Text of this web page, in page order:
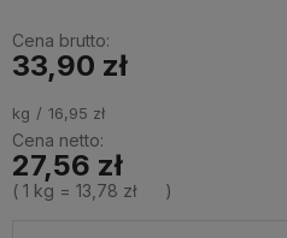
Cena brutto:
33,90 zł
kg 16,95 zł
Cena netto:
27,56 zł
( 1 kg = 13,78 zł )